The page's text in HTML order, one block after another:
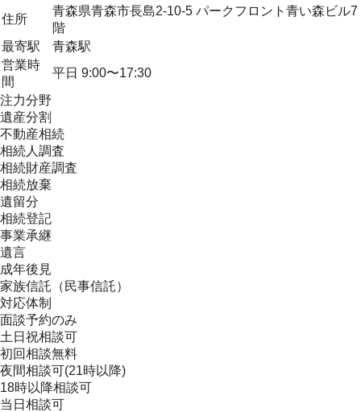
住所
青森県青森市長島2-10-5 パークフロント青い森ビル7
階
最寄駅
青森駅
営業時
間
平日 9:00〜17:30
注力分野
遺産分割
不動産相続
相続人調査
相続財産調査
相続放棄
遺留分
相続登記
事業承継
遺言
成年後見
家族信託（民事信託）
対応体制
面談予約のみ
土日祝相談可
初回相談無料
夜間相談可(21時以降)
18時以降相談可
当日相談可